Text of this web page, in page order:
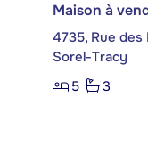
Maison à
4735, Rue
Sorel-Tracy
5
3